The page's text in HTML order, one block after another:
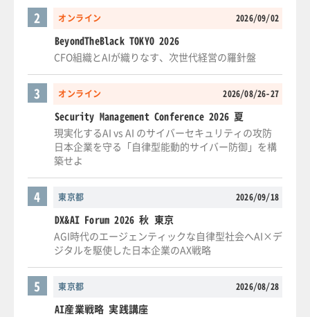
オンライン 2026/09/02
2
BeyondTheBlack TOKYO 2026
CFO組織とAIが織りなす、次世代経営の羅針盤
オンライン 2026/08/26-27
3
Security Management Conference 2026 夏
現実化するAI vs AI のサイバーセキュリティの攻防
日本企業を守る「自律型能動的サイバー防御」を構
築せよ
東京都 2026/09/18
4
DX&AI Forum 2026 秋 東京
AGI時代のエージェンティックな自律型社会へAI×デ
ジタルを駆使した日本企業のAX戦略
東京都 2026/08/28
5
AI産業戦略 実践講座